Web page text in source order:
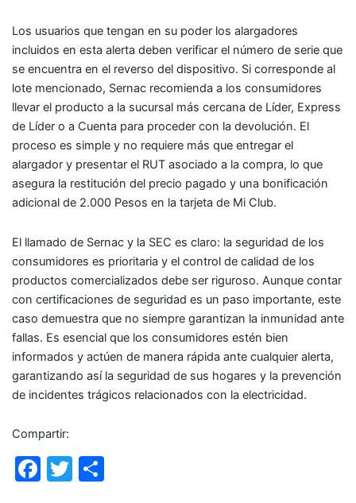
Los usuarios que tengan en su poder los alargadores
incluidos en esta alerta deben verificar el número de serie que
se encuentra en el reverso del dispositivo. Si corresponde al
lote mencionado, Sernac recomienda a los consumidores
llevar el producto a la sucursal más cercana de Líder, Express
de Líder o a Cuenta para proceder con la devolución. El
proceso es simple y no requiere más que entregar el
alargador y presentar el RUT asociado a la compra, lo que
asegura la restitución del precio pagado y una bonificación
adicional de 2.000 Pesos en la tarjeta de Mi Club.
El llamado de Sernac y la SEC es claro: la seguridad de los
consumidores es prioritaria y el control de calidad de los
productos comercializados debe ser riguroso. Aunque contar
con certificaciones de seguridad es un paso importante, este
caso demuestra que no siempre garantizan la inmunidad ante
fallas. Es esencial que los consumidores estén bien
informados y actúen de manera rápida ante cualquier alerta,
garantizando así la seguridad de sus hogares y la prevención
de incidentes trágicos relacionados con la electricidad.
Compartir:
F
T